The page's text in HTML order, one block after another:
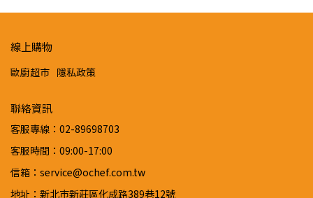
線上購物
歐廚超市 隱私政策
聯絡資訊
客服專線：02-89698703
客服時間：09:00-17:00
信箱：service@ochef.com.tw
地址：新北市新莊區化成路389巷12號